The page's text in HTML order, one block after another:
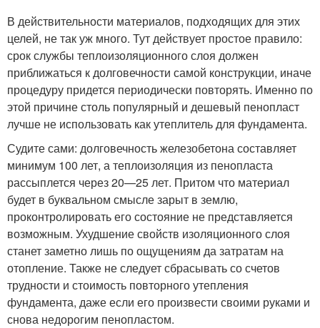
В действительности материалов, подходящих для этих
целей, не так уж много. Тут действует простое правило:
срок службы теплоизоляционного слоя должен
приближаться к долговечности самой конструкции, иначе
процедуру придется периодически повторять. Именно по
этой причине столь популярный и дешевый пенопласт
лучше не использовать как утеплитель для фундамента.
Судите сами: долговечность железобетона составляет
минимум 100 лет, а теплоизоляция из пенопласта
рассыплется через 20—25 лет. Притом что материал
будет в буквальном смысле зарыт в землю,
проконтролировать его состояние не представляется
возможным. Ухудшение свойств изоляционного слоя
станет заметно лишь по ощущениям да затратам на
отопление. Также не следует сбрасывать со счетов
трудности и стоимость повторного утепления
фундамента, даже если его произвести своими руками и
снова недорогим пенопластом.